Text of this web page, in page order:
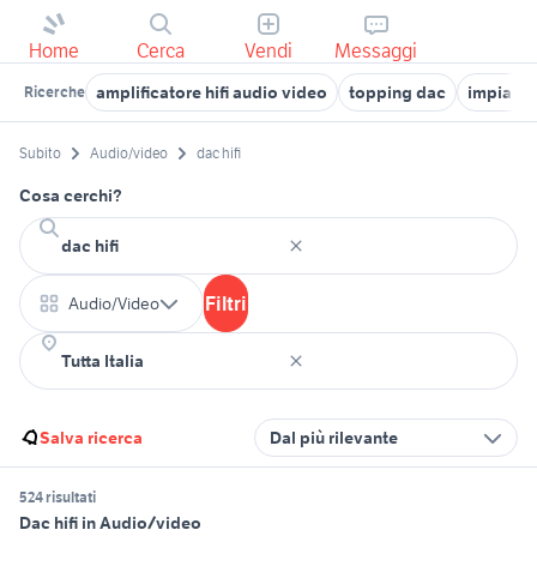
Home Cerca Vendi Messaggi
Ricerche amplificatore hifi audio video topping dac
Subito Audio/video dac hifi
Cosa cerchi?
Audio/Video Filtri
Salva ricerca Dal più rilevante
524 risultati
Dac hifi in Audio/video